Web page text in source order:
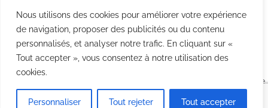
Nous utilisons des cookies pour améliorer votre expérience
de navigation, proposer des publicités ou du contenu
personnalisés, et analyser notre trafic. En cliquant sur «
Tout accepter », vous consentez à notre utilisation des
cookies.
Personnaliser Tout rejeter Tout accepter
Politique des cookies
CGV
Agence
Point Com